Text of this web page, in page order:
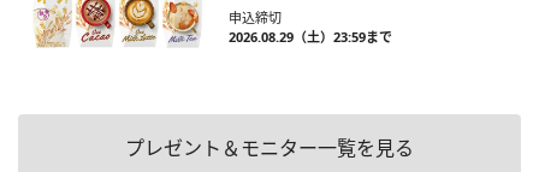
申込締切
2026.08.29（土）23:59まで
プレゼント＆モニター一覧を見る